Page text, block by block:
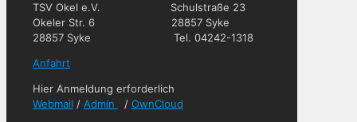
TSV Okel e.V. Schulstraße 23
Okeler Str. 6 28857 Syke
28857 Syke Tel. 04242-1318
Anfahrt
Hier Anmeldung erforderlich
Webmail / Admin / OwnCloud